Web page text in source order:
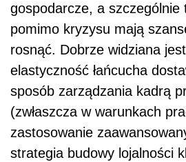
gospodarcze, a szczególnie
pomimo kryzysu mają
rosnąć. Dobrze widziana
elastyczność łańcucha
sposób zarządzania kadrą
(zwłaszcza w warunkach
zastosowanie
strategia budowy lojalności